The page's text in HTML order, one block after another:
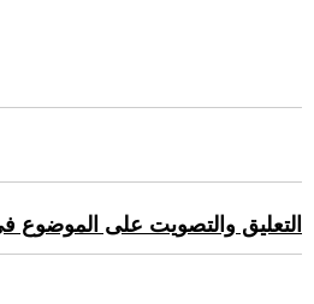
التعليق والتصويت على الموضوع